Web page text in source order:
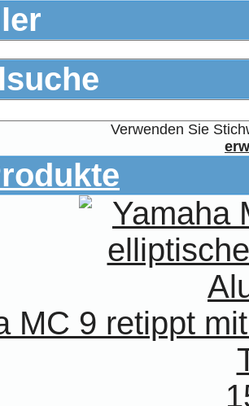
Verwenden Sie
MC 9 retippt